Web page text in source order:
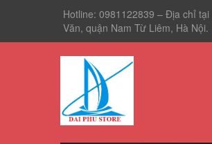
Hotline: 0981122839 – Địa chỉ
Văn, quận Nam Từ Liêm, Hà Nội.